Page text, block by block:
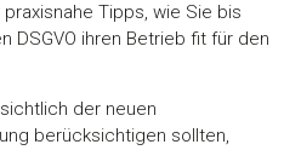
Tipps, wie Sie bis
DSGVO ihren Betrieb fit für den
der neuen
berücksichtigen sollten,